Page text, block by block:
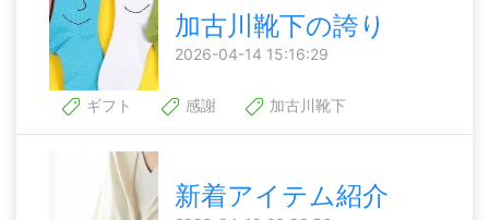
加古川靴下の誇り
2026-04-14 15:16:29
ギフト 感謝 加古川靴下
新着アイテム紹介